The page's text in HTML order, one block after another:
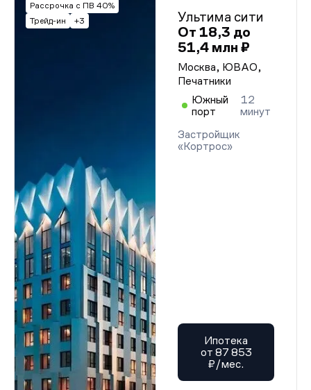
Рассрочка с ПВ 40%
Трейд-ин
+3
Ультима сити
От 18,3 до
51,4 млн ₽
Москва, ЮВАО,
Печатники
Южный
порт
12
минут
Застройщик
«Кортрос»
Ипотека
от 87 853
₽/мес.